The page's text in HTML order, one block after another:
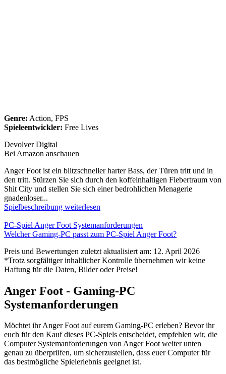
Genre: Action, FPS
Spieleentwickler: Free Lives
Devolver Digital
Bei Amazon anschauen
Anger Foot ist ein blitzschneller harter Bass, der Türen tritt und in
den tritt. Stürzen Sie sich durch den koffeinhaltigen Fiebertraum von
Shit City und stellen Sie sich einer bedrohlichen Menagerie
gnadenloser...
Spielbeschreibung weiterlesen
PC-Spiel Anger Foot Systemanforderungen
Welcher Gaming-PC passt zum PC-Spiel Anger Foot?
Preis und Bewertungen zuletzt aktualisiert am: 12. April 2026
*Trotz sorgfältiger inhaltlicher Kontrolle übernehmen wir keine
Haftung für die Daten, Bilder oder Preise!
Anger Foot - Gaming-PC
Systemanforderungen
Möchtet ihr Anger Foot auf eurem Gaming-PC erleben? Bevor ihr
euch für den Kauf dieses PC-Spiels entscheidet, empfehlen wir, die
Computer Systemanforderungen von Anger Foot weiter unten
genau zu überprüfen, um sicherzustellen, dass euer Computer für
das bestmögliche Spielerlebnis geeignet ist.